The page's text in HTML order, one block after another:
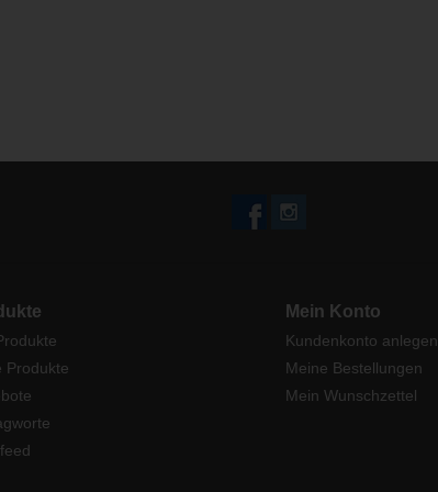
Produkte
Mein Konto
Kundenkonto anlegen
Meine Bestellungen
Mein Wunschzettel